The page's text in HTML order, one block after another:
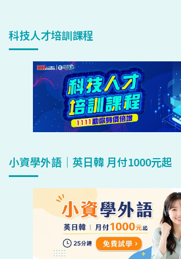
科技人才培訓課程
小資學外語｜英日韓 月付1000元起